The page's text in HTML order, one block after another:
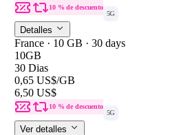
10 % de descuento
5G
Detalles
France · 10 GB · 30 days
10GB
30 Dias
0,65 US$/GB
6,50 US$
10 % de descuento
5G
Ver detalles